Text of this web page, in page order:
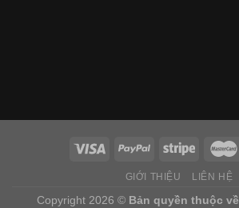
GIỚI THIỆU LIÊN HỆ
Copyright 2026 © Bản quyền thuộc về